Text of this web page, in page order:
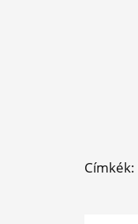
Címkék: